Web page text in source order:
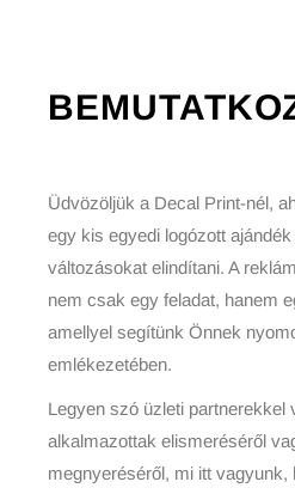
Üdvözöljük a Decal Print-nél,
egy kis egyedi logózott
változásokat elindítani. A
nem csak egy feladat, hanem
amellyel segítünk Önnek
emlékezetében.
Legyen szó üzleti partnerekkel
alkalmazottak elismeréséről
megnyeréséről, mi itt